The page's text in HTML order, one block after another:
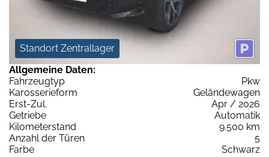
Standort Zentrallager
Allgemeine Daten:
Fahrzeugtyp
Pkw
Karosserieform
Geländewagen
Erst-Zul.
Apr / 2026
Getriebe
Automatik
Kilometerstand
9.500 km
Anzahl der Türen
5
Farbe
Schwarz